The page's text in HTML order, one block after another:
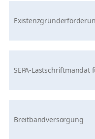
SEPA-
Breitbandversorgung